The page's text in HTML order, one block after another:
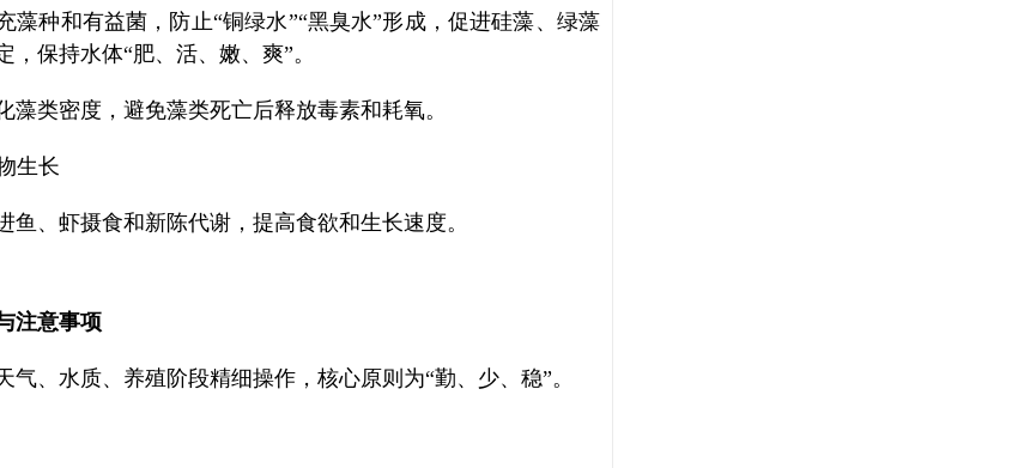
藻种和有益菌，防止“铜绿水”“黑臭水”形成，促进硅藻、绿藻
，保持水体“肥、活、嫩、爽”。
藻类密度，避免藻类死亡后释放毒素和耗氧。
生长
鱼、虾摄食和新陈代谢，提高食欲和生长速度。
注意事项
气、水质、养殖阶段精细操作，核心原则为“勤、少、稳”。